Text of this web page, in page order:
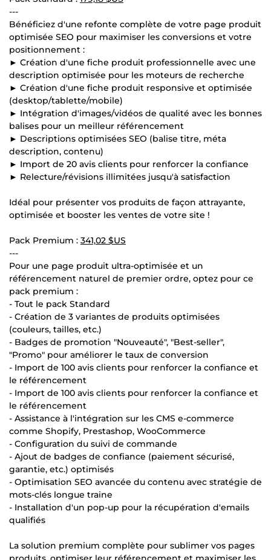
---
Bénéficiez d'une refonte complète de votre page produit
optimisée SEO pour maximiser les conversions et votre
positionnement :
► Création d'une fiche produit professionnelle avec une
description optimisée pour les moteurs de recherche
► Création d'une fiche produit responsive et optimisée
(desktop/tablette/mobile)
► Intégration d'images/vidéos de qualité avec les bonnes
balises pour un meilleur référencement
► Descriptions optimisées SEO (balise titre, méta
description, contenu)
► Import de 20 avis clients pour renforcer la confiance
► Relecture/révisions illimitées jusqu'à satisfaction
Idéal pour présenter vos produits de façon attrayante,
optimisée et booster les ventes de votre site !
Pack Premium : 341,02 $US
---
Pour une page produit ultra-optimisée et un
référencement naturel de premier ordre, optez pour ce
pack premium :
- Tout le pack Standard
- Création de 3 variantes de produits optimisées
(couleurs, tailles, etc.)
- Badges de promotion "Nouveauté", "Best-seller",
"Promo" pour améliorer le taux de conversion
- Import de 100 avis clients pour renforcer la confiance et
le référencement
- Import de 100 avis clients pour renforcer la confiance et
le référencement
- Assistance à l'intégration sur les CMS e-commerce
comme Shopify, Prestashop, WooCommerce
- Configuration du suivi de commande
- Ajout de badges de confiance (paiement sécurisé,
garantie, etc.) optimisés
- Optimisation SEO avancée du contenu avec stratégie de
mots-clés longue traine
- Installation d'un pop-up pour la récupération d'emails
qualifiés
La solution premium complète pour sublimer vos pages